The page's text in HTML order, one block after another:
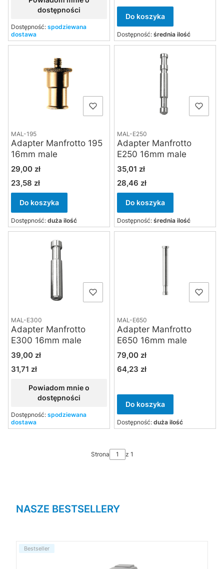
dostępności
Dostępność: spodziewana
dostawa
Do koszyka
Dostępność: średnia ilość
MAL-195
Adapter Manfrotto 195
16mm male
Cena
29,00 zł
Cena
23,58 zł
Do koszyka
Dostępność: duża ilość
MAL-E250
Adapter Manfrotto
E250 16mm male
Cena
35,01 zł
Cena
28,46 zł
Do koszyka
Dostępność: średnia ilość
MAL-E300
Adapter Manfrotto
E300 16mm male
Cena
39,00 zł
Cena
31,71 zł
Powiadom mnie o
dostępności
Dostępność: spodziewana
dostawa
MAL-E650
Adapter Manfrotto
E650 16mm male
Cena
79,00 zł
Cena
64,23 zł
Do koszyka
Dostępność: duża ilość
Strona z 1
NASZE BESTSELLERY
Bestseller